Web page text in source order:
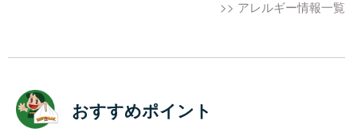
>> アレルギー情報一覧
おすすめポイント